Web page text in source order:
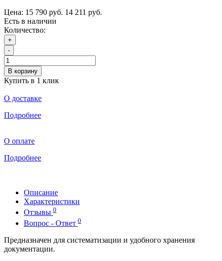
Цена: 15 790 руб. 14 211 руб.
Есть в наличии
Количество:
+
-
В корзину
Купить в 1 клик
О доставке
Подробнее
О оплате
Подробнее
Описание
Характеристики
Отзывы 0
Вопрос - Ответ 0
Предназначен для систематизации и удобного хранения
документации.